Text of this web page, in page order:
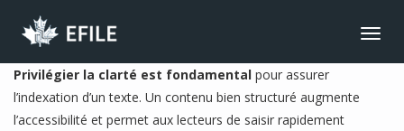
CONNECT
JOIN NOW
MEMBER LOGIN
Privilégier la clarté est fondamental pour assurer
l’indexation d’un texte. Un contenu bien structuré augmente
l’accessibilité et permet aux lecteurs de saisir rapidement